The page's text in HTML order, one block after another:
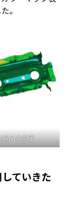
。
製品の測定
ていきた